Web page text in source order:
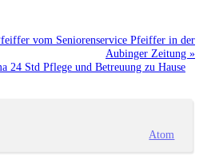
vom Seniorenservice Pfeiffer in der
Aubinger Zeitung »
24 Std Pflege und Betreuung zu Hause
Atom